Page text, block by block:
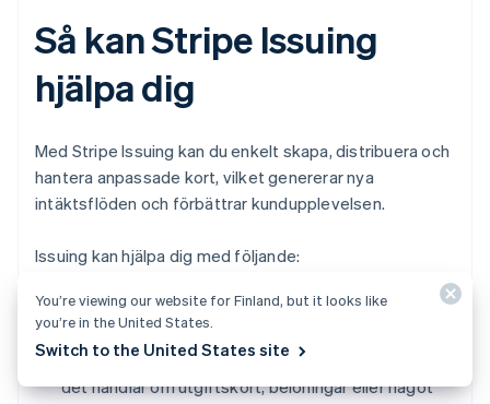
Så kan Stripe Issuing
hjälpa dig
Med Stripe Issuing kan du enkelt skapa, distribuera och
hantera anpassade kort, vilket genererar nya
intäktsflöden och förbättrar kundupplevelsen.
Issuing kan hjälpa dig med följande:
Lansera nya kortprodukter: Skapa snabbt fysiska,
virtuella eller tokeniserade kort som är anpassade
efter ditt företags specifika behov – oavsett om
det handlar om utgiftskort, belöningar eller något
You’re viewing our website for Finland, but it looks like
you’re in the United States.
Switch to the United States site